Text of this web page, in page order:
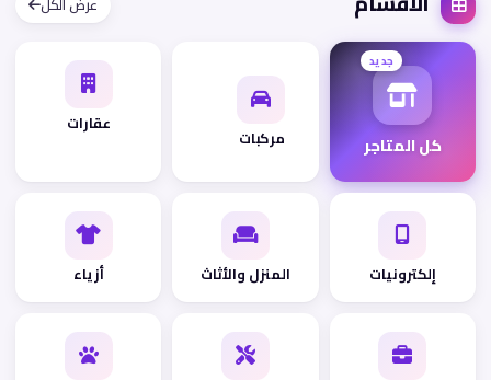
كل المتاجر
جديد
مركبات
عقارات
إلكترونيات المنزل والأثاث أزياء